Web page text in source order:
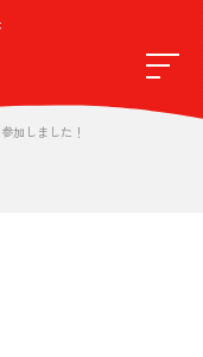
加しました！